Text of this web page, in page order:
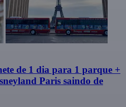
de 1 dia para 1 parque +
Paris saindo de